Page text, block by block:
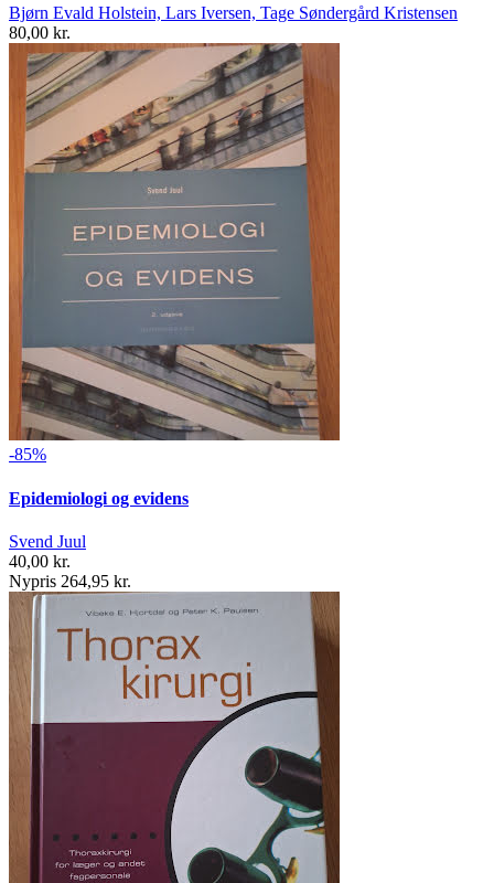
Bjørn Evald Holstein, Lars Iversen, Tage Søndergård Kristensen
80,00 kr.
-85%
Epidemiologi og evidens
Svend Juul
40,00 kr.
Nypris 264,95 kr.